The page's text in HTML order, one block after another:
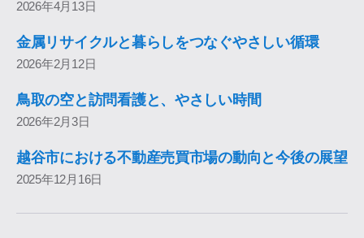
2026年4月13日
金属リサイクルと暮らしをつなぐやさしい循環
2026年2月12日
鳥取の空と訪問看護と、やさしい時間
2026年2月3日
越谷市における不動産売買市場の動向と今後の展望
2025年12月16日